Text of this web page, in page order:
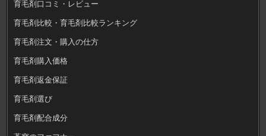
育毛剤口コミ・レビュー
育毛剤比較・育毛剤比較ランキング
育毛剤注文・購入の仕方
育毛剤購入価格
育毛剤返金保証
育毛剤選び
育毛剤配合成分